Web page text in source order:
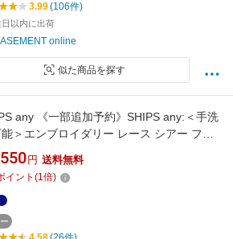
3.99(106件)
以内に出荷
online
似た商品を探す
any 《一部追加予約》SHIPS any:＜手洗
＞エンブロイダリー レース シアー フレ
リーブ シャツ シップス トップス シャ
ブラウス ブラウン ネイビー ホワイト【送
】
円 送料無料
イント (1倍)